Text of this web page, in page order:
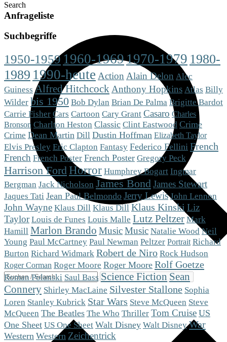
Search
Anfrageliste
Suchbegriffe
1950-1959 1960-19691970-1979 1980-
1989 1990-heute Action Alain Delon Alec
Guiness Alfred Hitchcock Anthony Hopkins Atlas Billy
Wilder bis 1950 Bob Dylan Brian De Palma Brigitte Bardot
Carrie Fisher Cars Cartoon Cary Grant Casaro Charles
Bronson Charlton Heston Classic Clint Eastwood Crime
Crime Dean Martin Dill Dustin Hoffman Elizabeth Taylor
Elvis Presley Eric Clapton Fantasy Federico Fellini French
French French Poster French Poster Gregory Peck
Harrison FordHorror Humphrey Bogart Ingmar
Bergman Jack Nicholson James BondJames Stewart
Jaques Tati Jean Paul Belmondo Jerry Lewis John Lennon
John Wayne Klaus Dill Klaus Dill Klaus Kinski Liz
Taylor Louis de Funes Louis Malle Lutz Peltzer Mark
Hamill Marlon Brando MusicMusic Natalie Wood Neil
Young Paul McCartney Paul Newman Peltzer Portrait Richard
Burton Richard Widmark Robert de Niro Rock Hudson
Roger Corman Roger Moore Roger Moore Rolf Goetze
Roman Polanski Saul Bass Science Fiction Sean
Connery Shirley MacLaine Silvester Stallone Sophia
Loren Stanley Kubrick Star Wars Steve McQueen Steve
McQueen The Beatles The Who Thriller Tom Cruise US
One Sheet US One Sheet Walt Disney Walt Disney War
Western Western Zeichentrick